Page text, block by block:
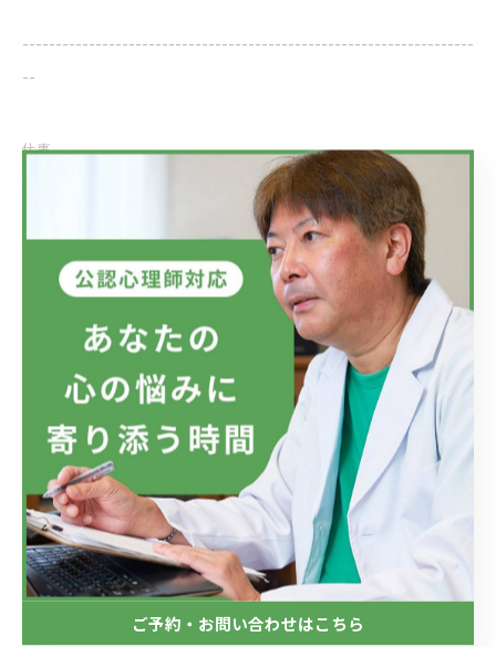
--------------------------------------------------------------------
--
仕事
一覧に戻る 次のページ >
関連タグ
#真心 #愛
#カウンセリング
#一宮駅前カウンセリング
#リモートカウンセリング
#トラウマ
#うつ病
#自殺 #希死念慮
#愛情
#メンタルヘルス
#メンタルヘルス対策
ご予約・お問い合わせはこちら